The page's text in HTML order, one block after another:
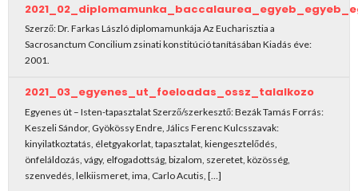
Szerző: Dr. Farkas László diplomamunkája Az Eucharisztia a
Sacrosanctum Concilium zsinati konstitúció tanításában Kiadás éve:
2001.
2021_03_egyenes_ut_foeloadas_ossz_talalkozo
Egyenes út – Isten-tapasztalat Szerző/szerkesztő: Bezák Tamás Forrás:
Keszeli Sándor, Gyökössy Endre, Jálics Ferenc Kulcsszavak:
kinyilatkoztatás, életgyakorlat, tapasztalat, kiengesztelődés,
önfeláldozás, vágy, elfogadottság, bizalom, szeretet, közösség,
szenvedés, lelkiismeret, ima, Carlo Acutis, […]